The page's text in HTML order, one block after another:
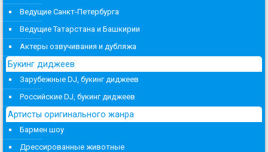
Ведущие Санкт-Петербурга
Ведущие Татарстана и Башкирии
Актеры озвучивания и дубляжа
Букинг диджеев
Зарубежные DJ, букинг диджеев
Российские DJ, букинг диджеев
Артисты оригинального жанра
Бармен шоу
Дрессированные животные